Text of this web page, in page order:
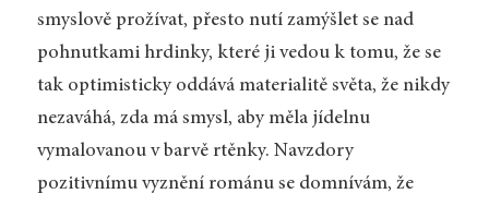
smyslově prožívat, přesto nutí zamýšlet se nad
pohnutkami hrdinky, které ji vedou k tomu, že se
tak optimisticky oddává materialitě světa, že nikdy
nezaváhá, zda má smysl, aby měla jídelnu
vymalovanou v barvě rtěnky. Navzdory
pozitivnímu vyznění románu se domnívám, že